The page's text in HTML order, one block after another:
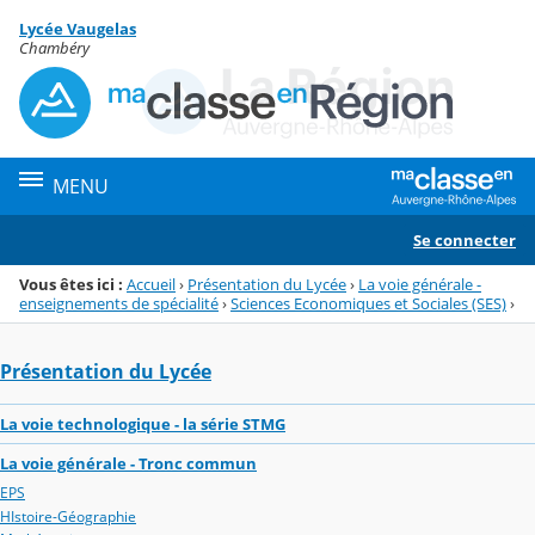
Menu de la rubrique
Contenu
Lycée Vaugelas
Chambéry
MENU
Se connecter
Vous êtes ici : Accueil› Présentation du Lycée› La voie générale -
enseignements de spécialité›Sciences Economiques et Sociales (SES)›
Présentation du Lycée
La voie technologique - la série STMG
La voie générale - Tronc commun
EPS
HIstoire-Géographie